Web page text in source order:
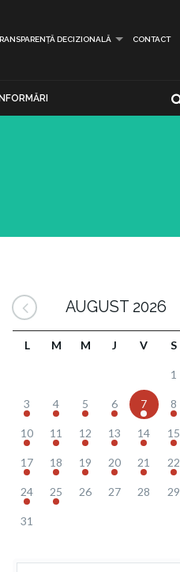
DECIZIONALĂ CONTACT
INFORMĂRI
AUGUST 2026
L M M J V S
1
3 4 5 6 7 8
10 11 12 13 14 15
17 18 19 20 21 22
24 25 26 27 28 29
31